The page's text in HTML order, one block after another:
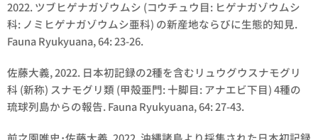
2022. ツブヒゲナガゾウムシ (コウチュウ目: ヒゲナガゾウムシ
科: ノミヒゲナガゾウムシ亜科) の新産地ならびに生態的知見.
Fauna Ryukyuana, 64: 23-26.
佐藤大義, 2022. 日本初記録の2種を含むリュウグウスナモグリ
科 (新称) スナモグリ類 (甲殻亜門: 十脚目: アナエビ下目) 4種の
琉球列島からの報告. Fauna Ryukyuana, 64: 27-43.